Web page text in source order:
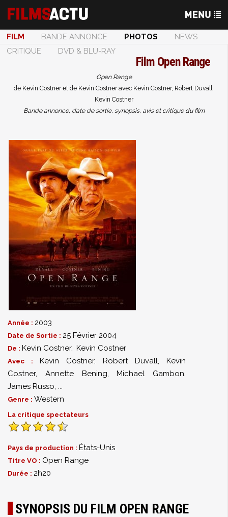
FILM BANDE ANNONCE PHOTOS
NEWS
CRITIQUE
DVD & BLU-RAY
Film Open Range
Open Range
de Kevin Costner et de Kevin Costner avec Kevin Costner, Robert Duvall,
Kevin Costner
Bande annonce, date de sortie, synopsis, avis et critique du film
Année : 2003
Date de Sortie : 25 Février 2004
De : Kevin Costner, Kevin Costner
Avec : Kevin Costner, Robert Duvall, Kevin
Costner, Annette Bening,Michael Gambon,
James Russo, ...
Genre : Western
La critique spectateurs
Pays de production : États-Unis
Titre VO : Open Range
Durée : 2h20
SYNOPSIS DU FILM OPEN RANGE